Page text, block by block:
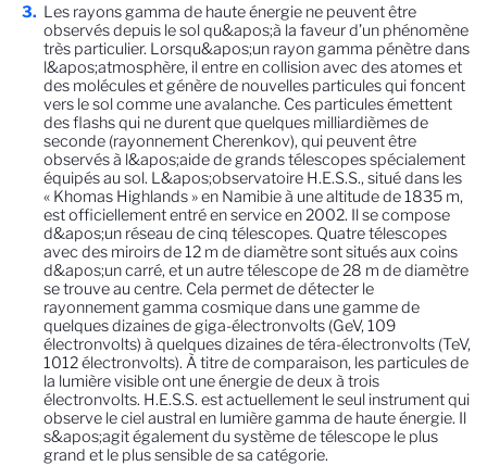
Les rayons gamma de haute énergie ne peuvent être
observés depuis le sol qu&apos;à la faveur d’un phénomène
très particulier. Lorsqu&apos;un rayon gamma pénètre dans
l&apos;atmosphère, il entre en collision avec des atomes et
des molécules et génère de nouvelles particules qui foncent
vers le sol comme une avalanche. Ces particules émettent
des flashs qui ne durent que quelques milliardièmes de
seconde (rayonnement Cherenkov), qui peuvent être
observés à l&apos;aide de grands télescopes spécialement
équipés au sol. L&apos;observatoire H.E.S.S., situé dans les
« Khomas Highlands » en Namibie à une altitude de 1835 m,
est officiellement entré en service en 2002. Il se compose
d&apos;un réseau de cinq télescopes. Quatre télescopes
avec des miroirs de 12 m de diamètre sont situés aux coins
d&apos;un carré, et un autre télescope de 28 m de diamètre
se trouve au centre. Cela permet de détecter le
rayonnement gamma cosmique dans une gamme de
quelques dizaines de giga-électronvolts (GeV, 109
électronvolts) à quelques dizaines de téra-électronvolts (TeV,
1012 électronvolts). À titre de comparaison, les particules de
la lumière visible ont une énergie de deux à trois
électronvolts. H.E.S.S. est actuellement le seul instrument qui
observe le ciel austral en lumière gamma de haute énergie. Il
s&apos;agit également du système de télescope le plus
grand et le plus sensible de sa catégorie.